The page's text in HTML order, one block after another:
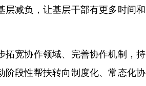
减负，让基层干部有更多时间和
宽协作领域、完善协作机制，持
阶段性帮扶转向制度化、常态化协